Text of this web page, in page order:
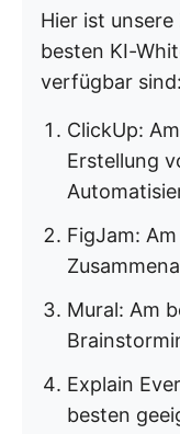
Hier ist
besten KI-
verfügbar sind:
ClickUp:
Erstellung
FigJam:
Mural: Am
Explain
besten